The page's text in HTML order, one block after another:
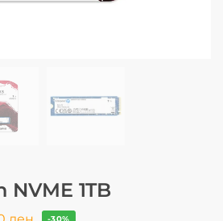
NVME 1TB
-30%